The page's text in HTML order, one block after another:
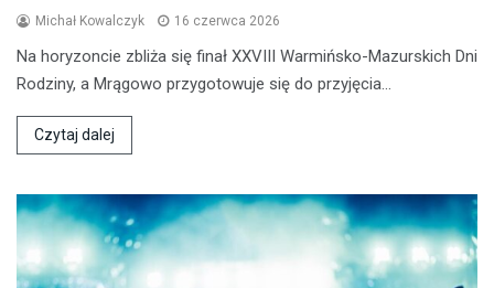
Michał Kowalczyk 16 czerwca 2026
Na horyzoncie zbliża się finał XXVIII Warmińsko-Mazurskich Dni
Rodziny, a Mrągowo przygotowuje się do przyjęcia…
Czytaj dalej